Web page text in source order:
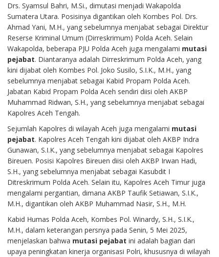
Drs. Syamsul Bahri, M.Si., dimutasi menjadi Wakapolda
Sumatera Utara. Posisinya digantikan oleh Kombes Pol. Drs.
Ahmad Yani, M.H., yang sebelumnya menjabat sebagai Direktur
Reserse Kriminal Umum (Dirreskrimum) Polda Aceh. Selain
Wakapolda, beberapa PJU Polda Aceh juga mengalami mutasi
pejabat. Diantaranya adalah Dirreskrimum Polda Aceh, yang
kini dijabat oleh Kombes Pol. Joko Susilo, S.I.K., M.H., yang
sebelumnya menjabat sebagai Kabid Propam Polda Aceh.
Jabatan Kabid Propam Polda Aceh sendiri diisi oleh AKBP
Muhammad Ridwan, S.H., yang sebelumnya menjabat sebagai
Kapolres Aceh Tengah.
Sejumlah Kapolres di wilayah Aceh juga mengalami mutasi
pejabat. Kapolres Aceh Tengah kini dijabat oleh AKBP Indra
Gunawan, S.I.K., yang sebelumnya menjabat sebagai Kapolres
Bireuen. Posisi Kapolres Bireuen diisi oleh AKBP Irwan Hadi,
S.H., yang sebelumnya menjabat sebagai Kasubdit I
Ditreskrimum Polda Aceh. Selain itu, Kapolres Aceh Timur juga
mengalami pergantian, dimana AKBP Taufik Setiawan, S.I.K.,
M.H., digantikan oleh AKBP Muhammad Nasir, S.H., M.H.
Kabid Humas Polda Aceh, Kombes Pol. Winardy, S.H., S.I.K.,
M.H., dalam keterangan persnya pada Senin, 5 Mei 2025,
menjelaskan bahwa mutasi pejabat ini adalah bagian dari
upaya peningkatan kinerja organisasi Polri, khususnya di wilayah